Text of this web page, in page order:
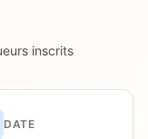
inscrits
DATE